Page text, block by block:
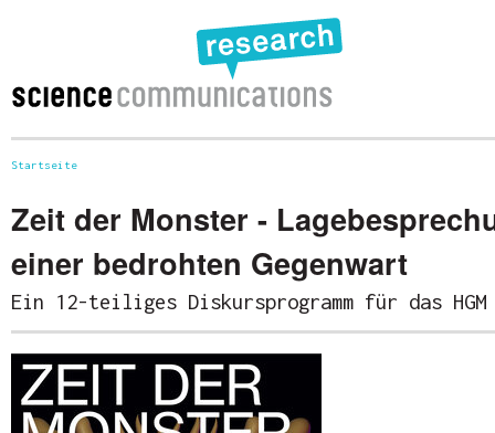
Startseite
Zeit der Monster -
einer bedrohten Gegenwart
Ein 12-teiliges Diskursprogramm für das HGM